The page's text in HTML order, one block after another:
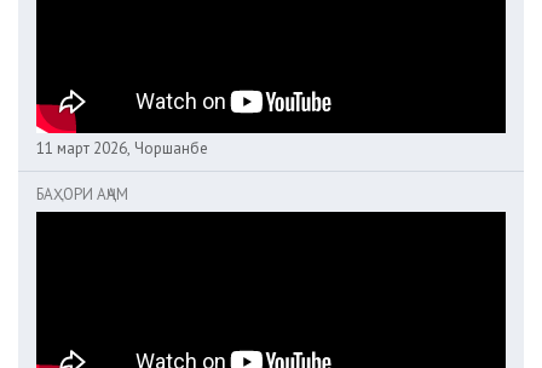
11 март 2026, Чоршанбе
БАҲОРИ АҶАМ